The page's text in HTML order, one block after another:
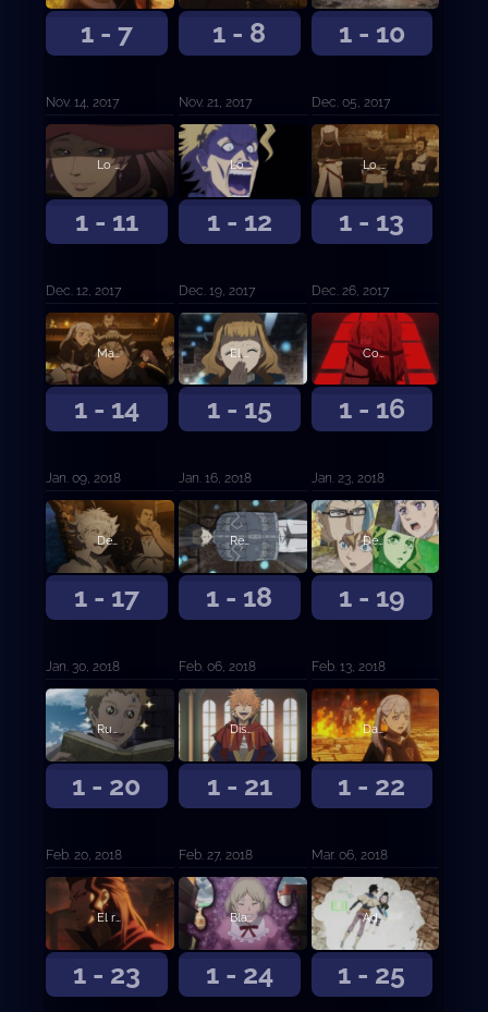
1 - 7
Nov. 14, 2017
1 - 8
Nov. 21, 2017
1 - 10
Dec. 05, 2017
1 - 11
Lo sucedido en la ciudad del castillo
Dec. 12, 2017
1 - 12
Lo que ve el Rey Mago
Dec. 19, 2017
1 - 13
Lo que ve el Rey Mago, continuación
Dec. 26, 2017
1 - 14
Mazmorra
Jan. 09, 2018
1 - 15
El guerrero mágico del Diamante
Jan. 16, 2018
1 - 16
Compañeros
Jan. 23, 2018
1 - 17
Destructor
Jan. 30, 2018
1 - 18
Recuerdos del pasado
Feb. 06, 2018
1 - 19
Destrucción y salvación
Feb. 13, 2018
1 - 20
Runión en la capital
Feb. 20, 2018
1 - 21
Disturbios en la capital
Feb. 27, 2018
1 - 22
Danza bulliciosa de magia
Mar. 06, 2018
1 - 23
El rey león carmesí
1 - 24
Blackout
1 - 25
Adversidad